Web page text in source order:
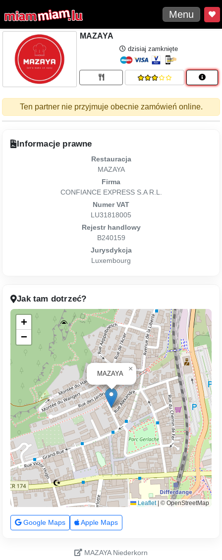
Menu
MAZAYA
dzisiaj zamknięte
Ten partner nie przyjmuje obecnie zamówień online.
Informacje prawne
Restauracja
MAZAYA
Firma
CONFIANCE EXPRESS S.A R.L.
Numer VAT
LU31818005
Rejestr handlowy
B240159
Jurysdykcja
Luxembourg
Jak tam dotrzeć?
MAZAYA
×
+
−
Leaflet © OpenStreetMap
Google Maps Apple Maps
MAZAYA Niederkorn